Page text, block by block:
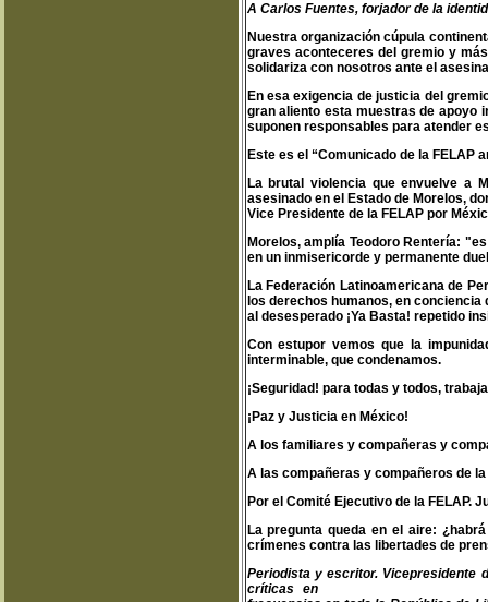
A Carlos Fuentes, forjador de la
Nuestra organización cúpula
graves aconteceres del gremio y
solidariza con nosotros ante el
En esa exigencia de justicia del
gran aliento esta muestras de apoyo
suponen responsables para atender
Este es el “Comunicado de la FELAP
La brutal violencia que envuelve a
asesinado en el Estado de Morelos,
Vice Presidente de la FELAP por
Morelos, amplía Teodoro Rentería:
en un inmisericorde y permanente
La Federación Latinoamericana de
los derechos humanos, en
al desesperado ¡Ya Basta! repetido
Con estupor vemos que la
interminable, que condenamos.
¡Seguridad! para todas y todos,
¡Paz y Justicia en México!
A los familiares y compañeras y
A las compañeras y compañeros de
Por el Comité Ejecutivo de la FELAP.
La pregunta queda en el aire:
crímenes contra las libertades de
Periodista y escritor. Vicepresidente
críticas en